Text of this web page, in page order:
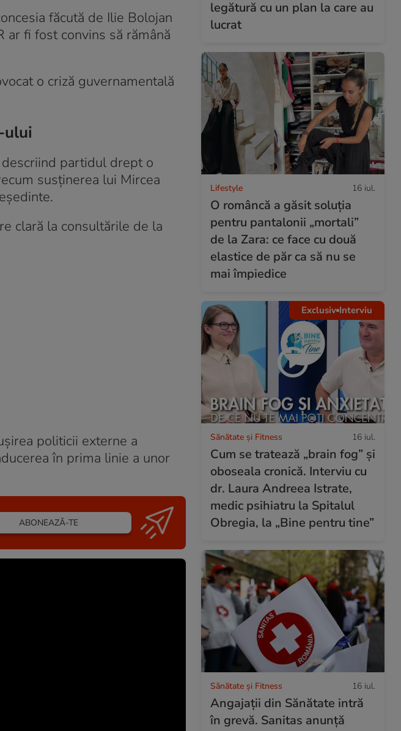
făcută de Ilie Bolojan
ar fi fost convins să rămână
o criză guvernamentală
ului
descriind partidul drept o
susținerea lui Mircea
clară la consultările de la
politicii externe a
în prima linie a unor
ABONEAZĂ-TE
legătură cu un plan la care au
lucrat
Lifestyle 16 iul.
O româncă a găsit soluția
pentru pantalonii „mortali”
de la Zara: ce face cu două
elastice de păr ca să nu se
mai împiedice
Exclusiv Interviu
Sănătate și Fitness 16 iul.
Cum se tratează „brain fog” și
oboseala cronică. Interviu cu
dr. Laura Andreea Istrate,
medic psihiatru la Spitalul
Obregia, la „Bine pentru tine”
Sănătate și Fitness 16 iul.
Angajații din Sănătate intră
în grevă. Sanitas anunță